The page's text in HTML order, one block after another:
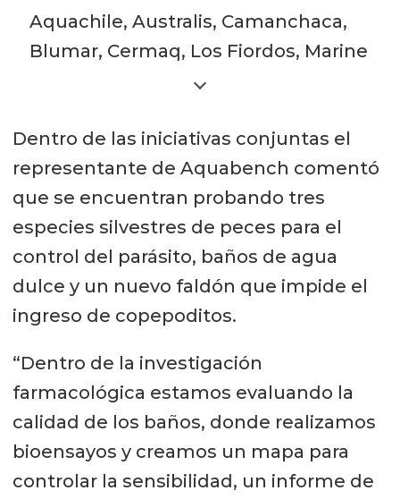
Aquachile, Australis, Camanchaca,
Blumar, Cermaq, Los Fiordos, Marine
Farm, Multiexport, Salmones
de Chile, Yadrán, Ventisqueros e
Intesal.
Dentro de las iniciativas conjuntas el
representante de Aquabench comentó
que se encuentran probando tres
especies silvestres de peces para el
control del parásito, baños de agua
dulce y un nuevo faldón que impide el
ingreso de copepoditos.
“Dentro de la investigación
farmacológica estamos evaluando la
calidad de los baños, donde realizamos
bioensayos y creamos un mapa para
controlar la sensibilidad, un informe de